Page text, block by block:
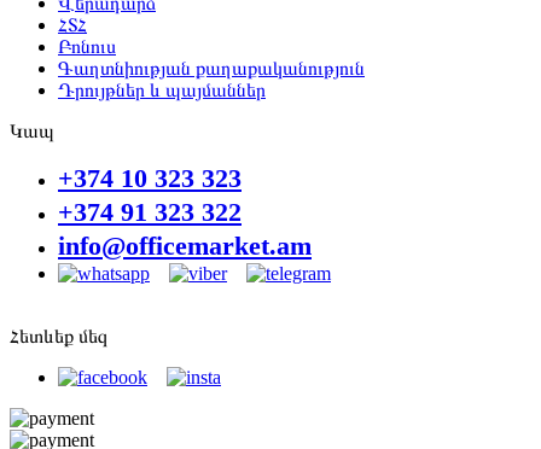
ՀՏՀ
Բոնուս
Գաղտնիության քաղաքականություն
Դրույթներ և պայմաններ
Կապ
+374 10 323 323
+374 91 323 322
info@officemarket.am
Հետևեք մեզ